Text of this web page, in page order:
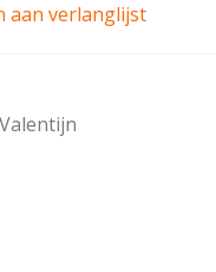
aan verlanglijst
Valentijn